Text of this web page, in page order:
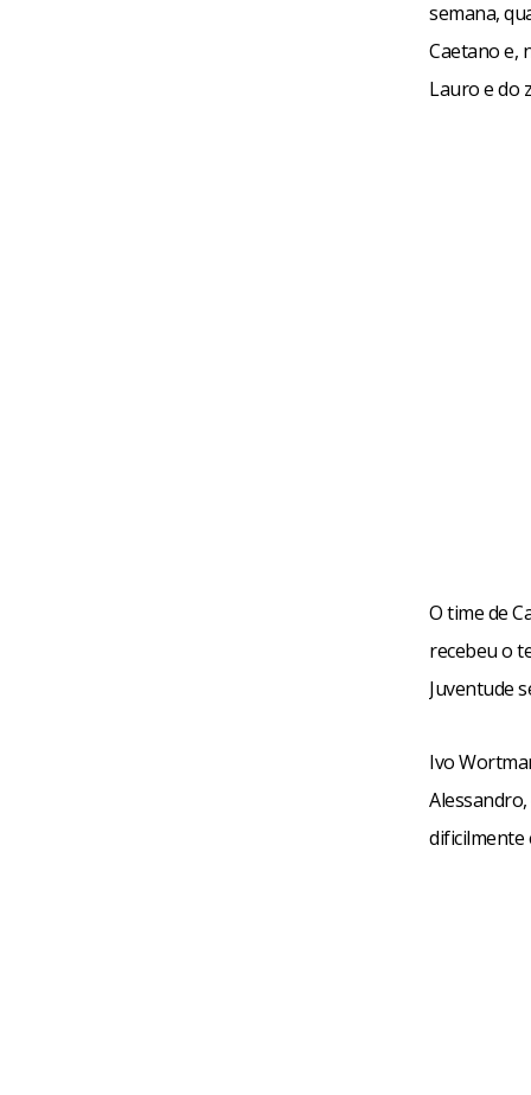
semana,
Caetano e,
Lauro e do
O time de
recebeu o
Juventude
Ivo
dificilmente